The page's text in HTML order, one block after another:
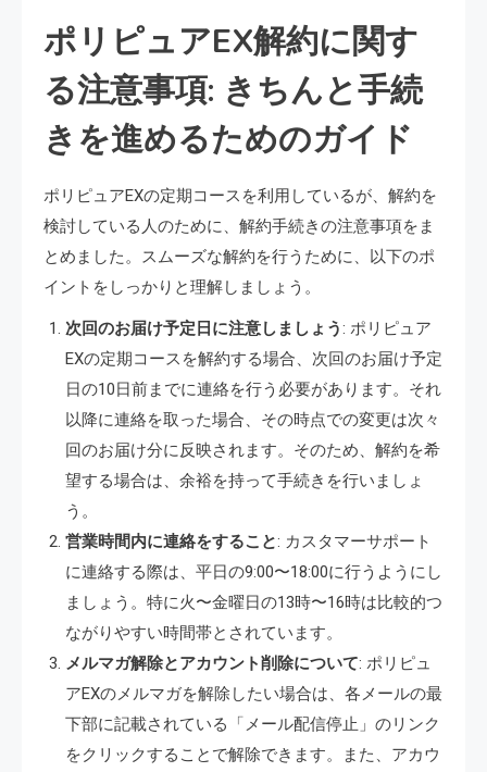
ポリピュアEX解約に関す
る注意事項: きちんと手続
きを進めるためのガイド
ポリピュアEXの定期コースを利用しているが、解約を
検討している人のために、解約手続きの注意事項をま
とめました。スムーズな解約を行うために、以下のポ
イントをしっかりと理解しましょう。
次回のお届け予定日に注意しましょう: ポリピュア
EXの定期コースを解約する場合、次回のお届け予定
日の10日前までに連絡を行う必要があります。それ
以降に連絡を取った場合、その時点での変更は次々
回のお届け分に反映されます。そのため、解約を希
望する場合は、余裕を持って手続きを行いましょ
う。
営業時間内に連絡をすること: カスタマーサポート
に連絡する際は、平日の9:00〜18:00に行うようにし
ましょう。特に火〜金曜日の13時〜16時は比較的つ
ながりやすい時間帯とされています。
メルマガ解除とアカウント削除について: ポリピュ
アEXのメルマガを解除したい場合は、各メールの最
下部に記載されている「メール配信停止」のリンク
をクリックすることで解除できます。また、アカウ